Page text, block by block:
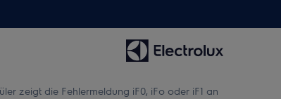
zeigt die Fehlermeldung iF0, iFo oder iF1 an